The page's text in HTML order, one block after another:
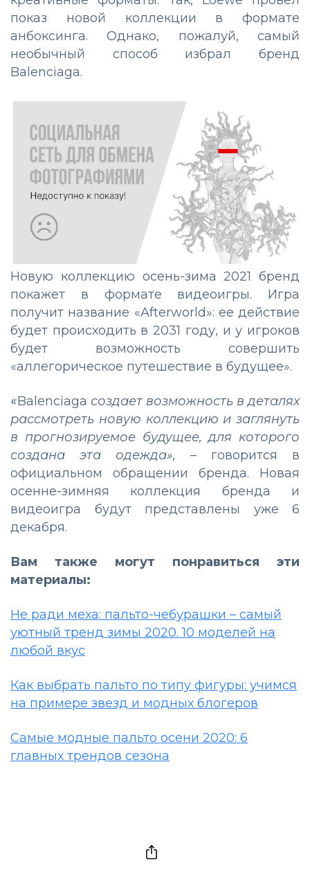
показ новой коллекции в формате
анбоксинга. Однако, пожалуй, самый
необычный способ избрал бренд
Balenciaga.
Новую коллекцию осень-зима 2021 бренд
покажет в формате видеоигры. Игра
получит название «Afterworld»: ее действие
будет происходить в 2031 году, и у игроков
будет возможность совершить
«аллегорическое путешествие в будущее».
«Balenciaga создает возможность в деталях
рассмотреть новую коллекцию и заглянуть
в прогнозируемое будущее, для которого
создана эта одежда», – говорится в
официальном обращении бренда. Новая
осенне-зимняя коллекция бренда и
видеоигра будут представлены уже 6
декабря.
Вам также могут понравиться эти
материалы:
Не ради меха: пальто-чебурашки – самый
уютный тренд зимы 2020. 10 моделей на
любой вкус
Как выбрать пальто по типу фигуры: учимся
на примере звезд и модных блогеров
Самые модные пальто осени 2020: 6
главных трендов сезона